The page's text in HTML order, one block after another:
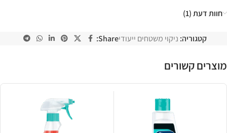
חוות דעת (1)
קטגוריה: ניקוי משטחים ייעודיShare:
מוצרים קשורים